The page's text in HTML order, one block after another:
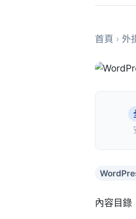
首頁 › 外
內容目錄